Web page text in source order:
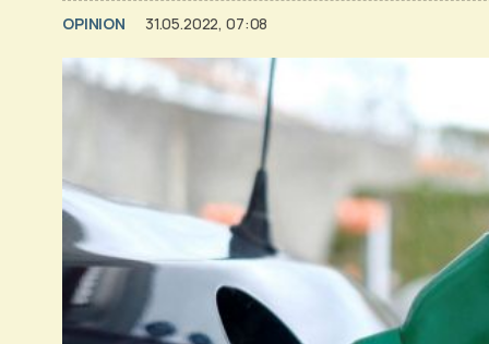
OPINION 31.05.2022, 07:08